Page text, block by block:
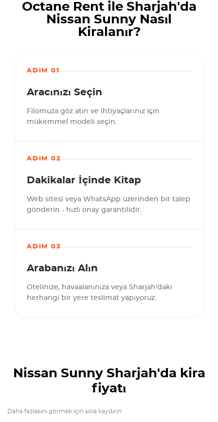
Octane Rent ile Sharjah'da
Nissan Sunny Nasıl
Kiralanır?
ADIM 01
Aracınızı Seçin
Filomuza göz atın ve ihtiyaçlarınız için
mükemmel modeli seçin.
ADIM 02
Dakikalar İçinde Kitap
Web sitesi veya WhatsApp üzerinden bir talep
gönderin - hızlı onay garantilidir.
ADIM 03
Arabanızı Alın
Otelinize, havaalanınıza veya Sharjah'daki
herhangi bir yere teslimat yapıyoruz.
Nissan Sunny Sharjah'da kira
fiyatı
Daha fazlasını görmek için sola kaydırın